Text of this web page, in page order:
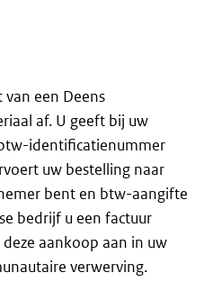
een Deens
af. U geeft bij uw
identificatienummer
uw bestelling naar
bent en btw-aangifte
bedrijf u een factuur
aankoop aan in uw
verwerving.